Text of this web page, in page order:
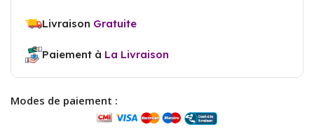
Livraison Gratuite
Paiement à La Livraison
Modes de paiement :